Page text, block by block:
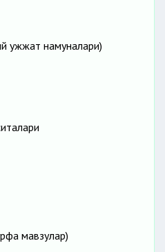
ҳужжат намуналари)
мавзулар)